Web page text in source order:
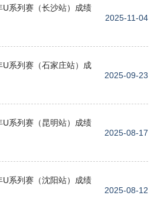
系列赛（长沙站）成绩
2025-11-04
系列赛（石家庄站）成
2025-09-23
系列赛（昆明站）成绩
2025-08-17
系列赛（沈阳站）成绩
2025-08-12